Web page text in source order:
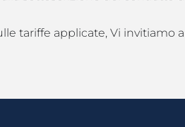
tariffe applicate, Vi invitiamo